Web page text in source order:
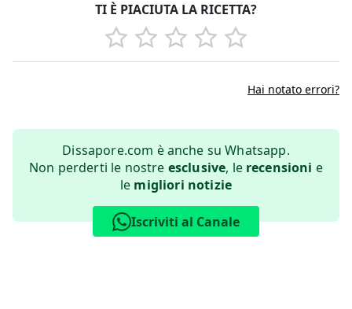
TI È PIACIUTA LA RICETTA?
Hai notato errori?
Dissapore.com è anche su Whatsapp.
Non perderti le nostre esclusive, le recensioni e
le migliori notizie
Iscriviti al Canale